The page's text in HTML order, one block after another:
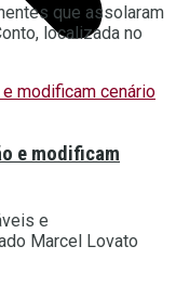
que assolaram
localizada no
e modificam
e
Marcel Lovato